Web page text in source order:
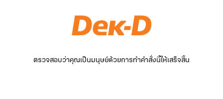
ตรวจสอบว่าคุณเป็นมนุษย์ด้วยการทำคำสั่งนี้ให้เสร็จสิ้น